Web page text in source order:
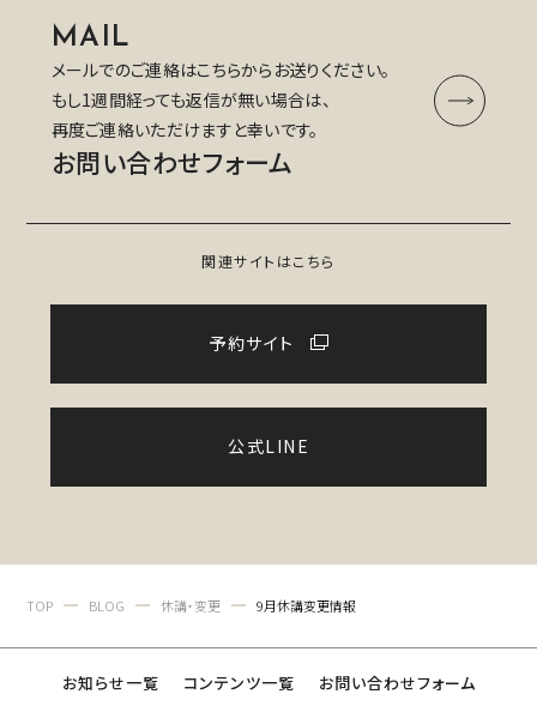
MAIL
メールでのご連絡はこちらからお送りください。
もし1週間経っても返信が無い場合は、
再度ご連絡いただけますと幸いです。
お問い合わせフォーム
関連サイトはこちら
予約サイト
公式LINE
TOP BLOG 休講・変更 9月休講変更情報
お知らせ一覧 コンテンツ一覧 お問い合わせフォーム